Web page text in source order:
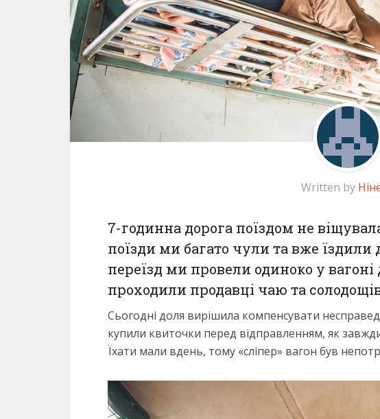
Written by
7-годинна дорога поїздом не
поїзди ми багато чули та вже їздили
переїзд ми провели одиноко у
проходили продавці чаю та
Сьогодні доля вирішила компенсувати
купили квиточки перед відправленням, як
Їхати мали вдень, тому «сліпер» вагон був